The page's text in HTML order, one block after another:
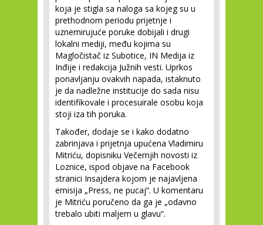
koja je stigla sa naloga sa kojeg su u
prethodnom periodu prijetnje i
uznemirujuće poruke dobijali i drugi
lokalni mediji, među kojima su
Magločistač iz Subotice, IN Medija iz
Inđije i redakcija Južnih vesti. Uprkos
ponavljanju ovakvih napada, istaknuto
je da nadležne institucije do sada nisu
identifikovale i procesuirale osobu koja
stoji iza tih poruka.
Također, dodaje se i kako dodatno
zabrinjava i prijetnja upućena Vladimiru
Mitriću, dopisniku Večernjih novosti iz
Loznice, ispod objave na Facebook
stranici Insajdera kojom je najavljena
emisija „Press, ne pucaj“. U komentaru
je Mitriću poručeno da ga je „odavno
trebalo ubiti maljem u glavu“.